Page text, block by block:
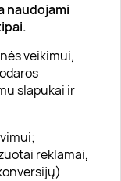
naudojami
veikimui,
slapukai ir
reklamai,